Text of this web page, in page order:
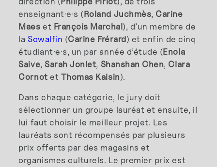
enseignant·e·s (Roland Juchmès, Carine
Maes et François Marchal), d’un membre de
la Sowalfin (Carine Frérard) et enfin de cinq
étudiant·e·s, un par année d’étude (Enola
Saive,Sarah Jonlet, Shanshan Chen, Clara
Cornot et Thomas Kaisin).
Dans chaque catégorie, le jury doit
sélectionner un groupe lauréat et ensuite, il
lui faut choisir le meilleur projet. Les
lauréats sont récompensés par plusieurs
prix offerts par des magasins et
organismes culturels. Le premier prix est